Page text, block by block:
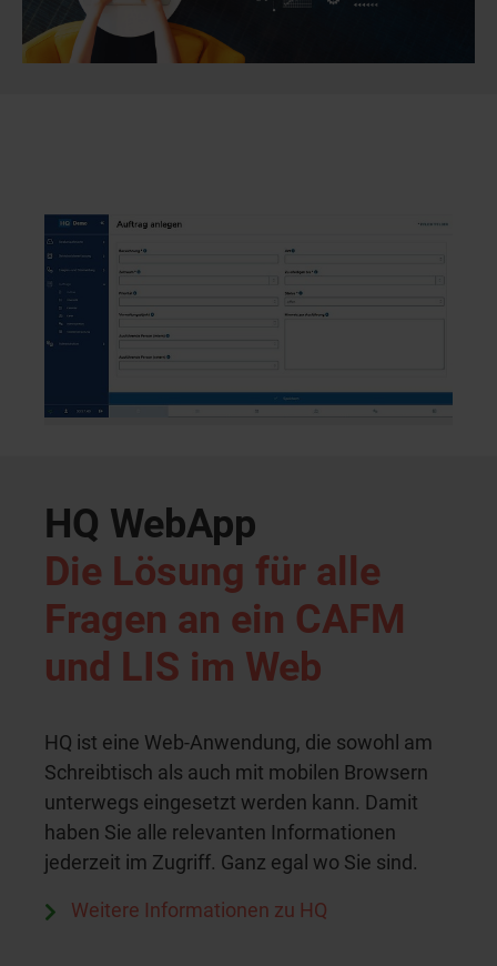
HQ WebApp
Die Lösung für alle
Fragen an ein CAFM
und LIS im Web
HQ ist eine Web-Anwendung, die sowohl am
Schreibtisch als auch mit mobilen Browsern
unterwegs eingesetzt werden kann. Damit
haben Sie alle relevanten Informationen
jederzeit im Zugriff. Ganz egal wo Sie sind.
Weitere Informationen zu HQ